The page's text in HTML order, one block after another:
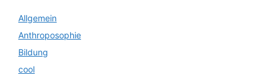
Allgemein
Anthroposophie
Bildung
cool